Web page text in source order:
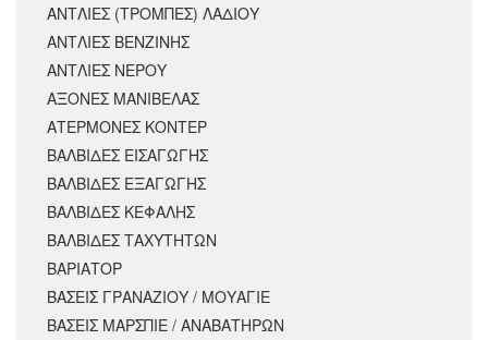
ΑΝΤΛΙΕΣ (ΤΡΟΜΠΕΣ) ΛΑΔΙΟΥ
ΑΝΤΛΙΕΣ ΒΕΝΖΙΝΗΣ
ΑΝΤΛΙΕΣ ΝΕΡΟΥ
ΑΞΟΝΕΣ ΜΑΝΙΒΕΛΑΣ
ΑΤΕΡΜΟΝΕΣ ΚΟΝΤΕΡ
ΒΑΛΒΙΔΕΣ ΕΙΣΑΓΩΓΗΣ
ΒΑΛΒΙΔΕΣ ΕΞΑΓΩΓΗΣ
ΒΑΛΒΙΔΕΣ ΚΕΦΑΛΗΣ
ΒΑΛΒΙΔΕΣ ΤΑΧΥΤΗΤΩΝ
ΒΑΡΙΑΤΟΡ
ΒΑΣΕΙΣ ΓΡΑΝΑΖΙΟΥ / ΜΟΥΑΓΙΕ
ΒΑΣΕΙΣ ΜΑΡΣΠΙΕ / ΑΝΑΒΑΤΗΡΩΝ